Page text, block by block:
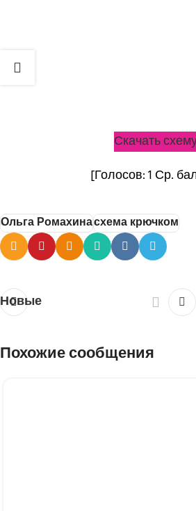
Скачать
[Голосов:1 Ср.
Ольга Ромахинасхема крючком
Новые
Похожие сообщения